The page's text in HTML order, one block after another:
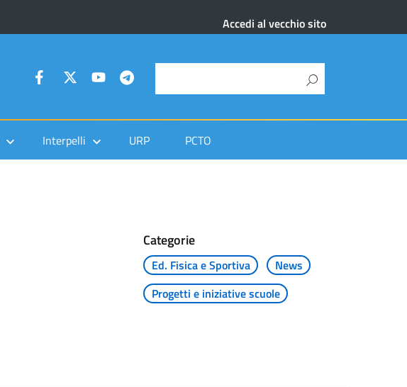
Accedi al vecchio sito
Interpelli URP PCTO
Categorie
Ed. Fisica e Sportiva
News
Progetti e iniziative scuole